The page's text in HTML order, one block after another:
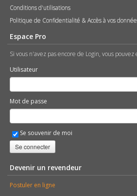
Conditions d'utilisations
Politique de Confidentialité & Accès à vos
Espace Pro
Si vous n'avez pas encore de Login, vous
Utilisateur
Mot de passe
Se souvenir de moi
Se connecter
Devenir un revendeur
Postuler en ligne